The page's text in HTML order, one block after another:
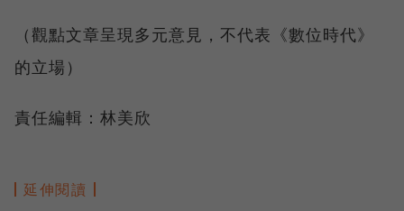
（觀點文章呈現多元意見，不代表《數位時代》
的立場）
責任編輯：林美欣
延伸閱讀